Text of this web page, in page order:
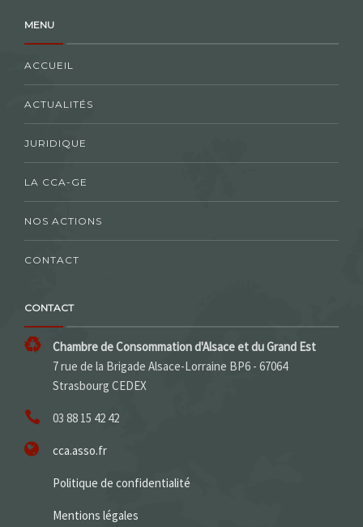
MENU
ACCUEIL
ACTUALITÉS
JURIDIQUE
LA CCA-GE
NOS ACTIONS
CONTACT
CONTACT
Chambre de Consommation d'Alsace et du Grand Est
7 rue de la Brigade Alsace-Lorraine BP6 - 67064
Strasbourg CEDEX
03 88 15 42 42
cca.asso.fr
Politique de confidentialité
Mentions légales